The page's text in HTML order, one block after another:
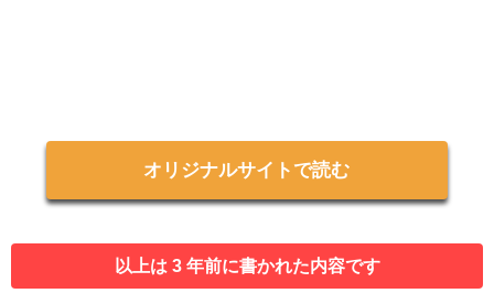
オリジナルサイトで読む
以上は 3 年前に書かれた内容です